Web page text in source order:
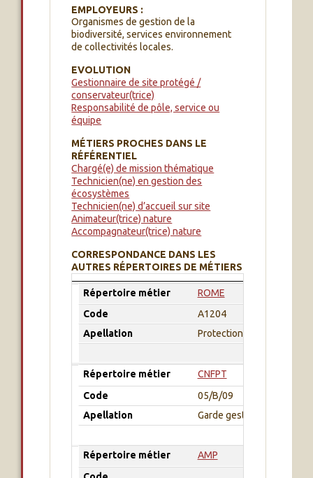
EMPLOYEURS :
Organismes de gestion de la
biodiversité, services environnement
de collectivités locales.
EVOLUTION
Gestionnaire de site protégé /
conservateur(trice)
Responsabilité de pôle, service ou
équipe
MÉTIERS PROCHES DANS LE
RÉFÉRENTIEL
Chargé(e) de mission thématique
Technicien(ne) en gestion des
écosystèmes
Technicien(ne) d’accueil sur site
Animateur(trice) nature
Accompagnateur(trice) nature
CORRESPONDANCE DANS LES
AUTRES RÉPERTOIRES DE MÉTIERS
Répertoire métier
Code
Apellation
Répertoire métier
ROME
Code
A1204
Apellation
Protection du patrimoine
Répertoire métier
CNFPT
Code
05/B/09
Apellation
Garde gestionnaire des
Répertoire métier
AMP